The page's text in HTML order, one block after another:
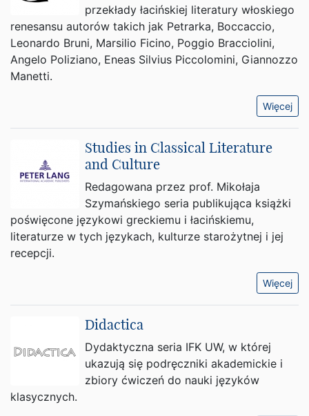
przekłady łacińskiej literatury włoskiego
renesansu autorów takich jak Petrarka, Boccaccio,
Leonardo Bruni, Marsilio Ficino, Poggio Bracciolini,
Angelo Poliziano, Eneas Silvius Piccolomini, Giannozzo
Manetti.
Więcej
Studies in Classical Literature
and Culture
Redagowana przez prof. Mikołaja
Szymańskiego seria publikująca książki
poświęcone językowi greckiemu i łacińskiemu,
literaturze w tych językach, kulturze starożytnej i jej
recepcji.
Więcej
Didactica
Dydaktyczna seria IFK UW, w której
ukazują się podręczniki akademickie i
zbiory ćwiczeń do nauki języków
klasycznych.